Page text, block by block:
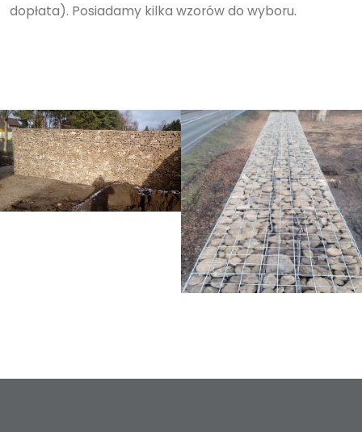
dopłata). Posiadamy kilka wzorów do wyboru.